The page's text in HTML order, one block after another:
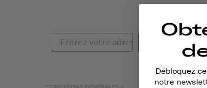
Débloquez
notre